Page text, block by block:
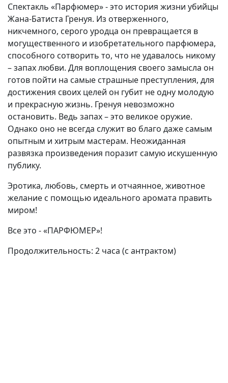
Спектакль «Парфюмер» - это история жизни убийцы
Жана-Батиста Гренуя. Из отверженного,
никчемного, серого уродца он превращается в
могущественного и изобретательного парфюмера,
способного сотворить то, что не удавалось никому
– запах любви. Для воплощения своего замысла он
готов пойти на самые страшные преступления, для
достижения своих целей он губит не одну молодую
и прекрасную жизнь. Гренуя невозможно
остановить. Ведь запах – это великое оружие.
Однако оно не всегда служит во благо даже самым
опытным и хитрым мастерам. Неожиданная
развязка произведения поразит самую искушенную
публику.
Эротика, любовь, смерть и отчаянное, животное
желание с помощью идеального аромата править
миром!
Все это - «ПАРФЮМЕР»!
Продолжительность: 2 часа (с антрактом)